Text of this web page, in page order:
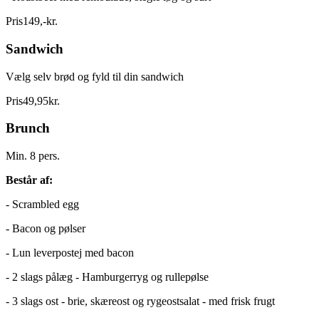
Pris149,-kr.
Sandwich
Vælg selv brød og fyld til din sandwich
Pris49,95kr.
Brunch
Min. 8 pers.
Består af:
- Scrambled egg
- Bacon og pølser
- Lun leverpostej med bacon
- 2 slags pålæg - Hamburgerryg og rullepølse
- 3 slags ost - brie, skæreost og rygeostsalat - med frisk frugt